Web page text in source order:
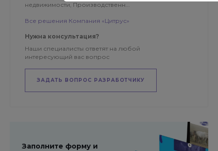
недвижимости, Производственн...
Все решения Компания «Цитрус»
Нужна консультация?
Наши специалисты ответят на любой
интересующий вас вопрос
ЗАДАТЬ ВОПРОС РАЗРАБОТЧИКУ
Заполните форму и